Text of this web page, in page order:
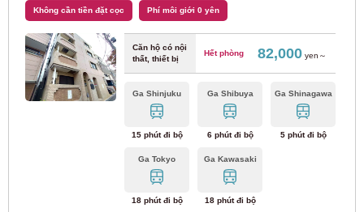
Không cần tiền đặt cọc Phí môi giới 0 yên
Căn hộ có nội
thất, thiết bị
Hết phòng 82,000yen～
Ga Shinjuku
15 phút đi bộ
Ga Shibuya
6 phút đi bộ
Ga Shinagawa
5 phút đi bộ
Ga Tokyo
18 phút đi bộ
Ga Kawasaki
18 phút đi bộ
Aichi
Đường sắt Kinki Nippon